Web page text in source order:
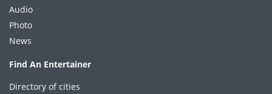
Audio
Photo
News
Find An Entertainer
Directory of cities